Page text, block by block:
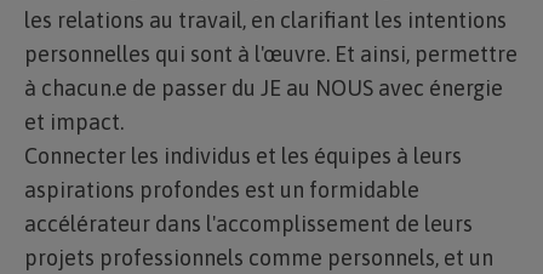
les relations au travail, en clarifiant les intentions
personnelles qui sont à l'œuvre. Et ainsi, permettre
à chacun.e de passer du JE au NOUS avec énergie
et impact.
Connecter les individus et les équipes à leurs
aspirations profondes est un formidable
accélérateur dans l'accomplissement de leurs
projets professionnels comme personnels, et un